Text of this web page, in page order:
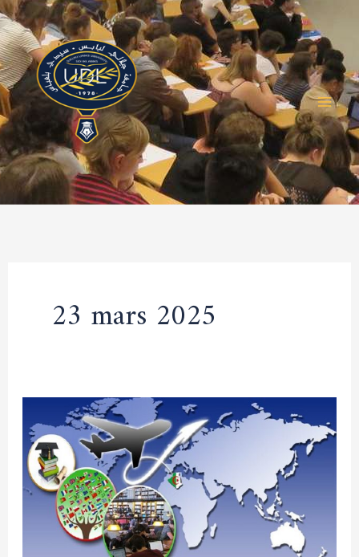
Aller
au
contenu
23 mars 2025
candidature
dans
le
cadre